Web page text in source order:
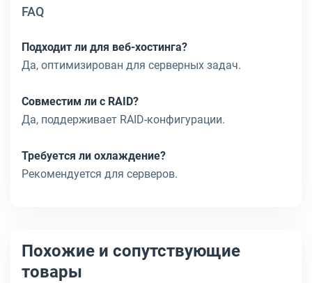
FAQ
Подходит ли для веб-хостинга?
Да, оптимизирован для серверных задач.
Совместим ли с RAID?
Да, поддерживает RAID-конфигурации.
Требуется ли охлаждение?
Рекомендуется для серверов.
Похожие и сопутствующие
товары